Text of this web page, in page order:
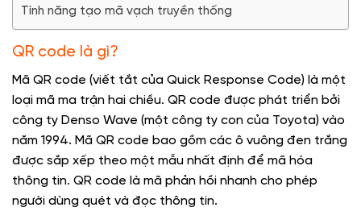
Tính năng tạo mã vạch truyền thống
QR code là gì?
Mã QR code (viết tắt của Quick Response Code) là một
loại mã ma trận hai chiều. QR code được phát triển bởi
công ty Denso Wave (một công ty con của Toyota) vào
năm 1994. Mã QR code bao gồm các ô vuông đen trắng
được sắp xếp theo một mẫu nhất định để mã hóa
thông tin. QR code là mã phản hồi nhanh cho phép
người dùng quét và đọc thông tin.